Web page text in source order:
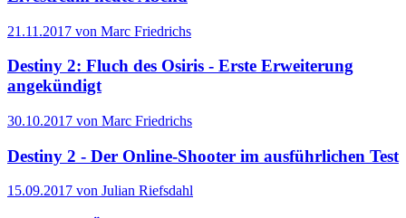
21.11.2017 von Marc Friedrichs
Destiny 2: Fluch des Osiris - Erste Erweiterung
angekündigt
30.10.2017 von Marc Friedrichs
Destiny 2 - Der Online-Shooter im ausführlichen Test
15.09.2017 von Julian Riefsdahl